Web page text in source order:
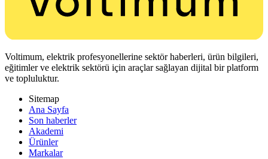
Voltimum, elektrik profesyonellerine sektör haberleri, ürün bilgileri,
eğitimler ve elektrik sektörü için araçlar sağlayan dijital bir platform
ve topluluktur.
Sitemap
Ana Sayfa
Son haberler
Akademi
Ürünler
Markalar